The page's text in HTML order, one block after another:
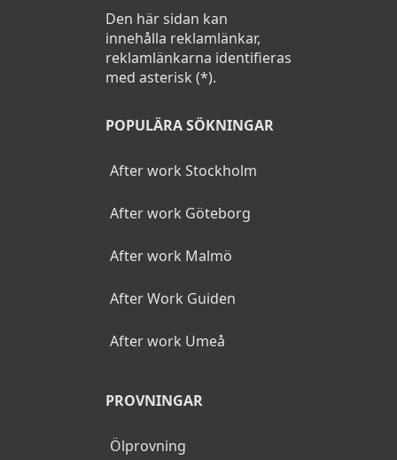
Den här sidan kan
innehålla reklamlänkar,
reklamlänkarna identifieras
med asterisk (*).
POPULÄRA SÖKNINGAR
After work Stockholm
After work Göteborg
After work Malmö
After Work Guiden
After work Umeå
PROVNINGAR
Ölprovning